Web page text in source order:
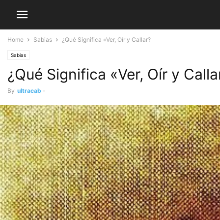
Home Sabias ¿Qué Significa «Ver, Oír y Callar?
Sabias
¿Qué Significa «Ver, Oír y
By ultracab -